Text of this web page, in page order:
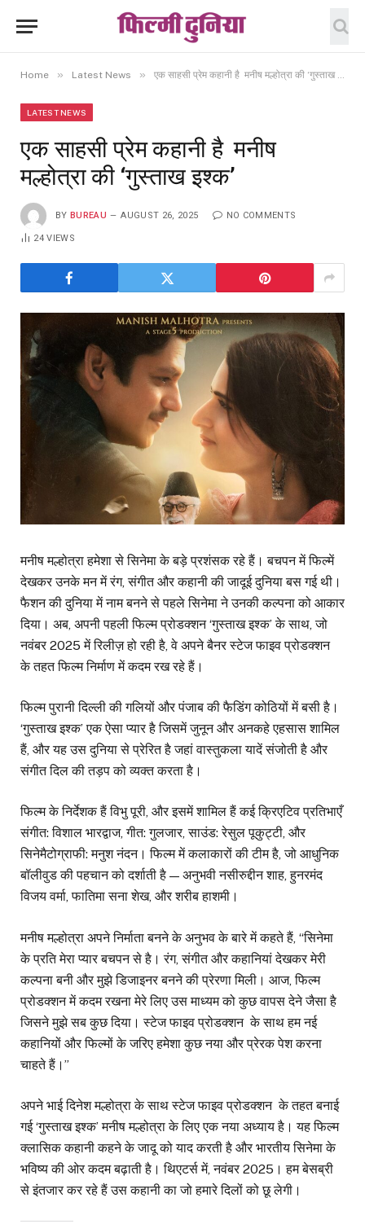
Home » Latest News » एक साहसी प्रेम कहानी है मनीष मल्होत्रा की ‘गुस्ताख इश्क’
LATEST NEWS
एक साहसी प्रेम कहानी है मनीष
मल्होत्रा की ‘गुस्ताख इश्क’
BY BUREAU AUGUST 26, 2025 NO COMMENTS
24VIEWS
मनीष मल्होत्रा हमेशा से सिनेमा के बड़े प्रशंसक रहे हैं। बचपन में फिल्में
देखकर उनके मन में रंग, संगीत और कहानी की जादूई दुनिया बस गई थी।
फैशन की दुनिया में नाम बनने से पहले सिनेमा ने उनकी कल्पना को आकार
दिया। अब, अपनी पहली फिल्म प्रोडक्शन ‘गुस्ताख इश्क’ के साथ, जो
नवंबर 2025 में रिलीज़ हो रही है, वे अपने बैनर स्टेज फाइव प्रोडक्शन
के तहत फिल्म निर्माण में कदम रख रहे हैं।
फिल्म पुरानी दिल्ली की गलियों और पंजाब की फैडिंग कोठियों में बसी है।
‘गुस्ताख इश्क’ एक ऐसा प्यार है जिसमें जुनून और अनकहे एहसास शामिल
हैं, और यह उस दुनिया से प्रेरित है जहां वास्तुकला यादें संजोती है और
संगीत दिल की तड़प को व्यक्त करता है।
फिल्म के निर्देशक हैं विभु पूरी, और इसमें शामिल हैं कई क्रिएटिव प्रतिभाएँ
संगीत: विशाल भारद्वाज, गीत: गुलजार, साउंड: रेसुल पूकुट्टी, और
सिनेमैटोग्राफी: मनुश नंदन। फिल्म में कलाकारों की टीम है, जो आधुनिक
बॉलीवुड की पहचान को दर्शाती है — अनुभवी नसीरुद्दीन शाह, हुनरमंद
विजय वर्मा, फातिमा सना शेख, और शरीब हाशमी।
मनीष मल्होत्रा अपने निर्माता बनने के अनुभव के बारे में कहते हैं, “सिनेमा
के प्रति मेरा प्यार बचपन से है। रंग, संगीत और कहानियां देखकर मेरी
कल्पना बनी और मुझे डिजाइनर बनने की प्रेरणा मिली। आज, फिल्म
प्रोडक्शन में कदम रखना मेरे लिए उस माध्यम को कुछ वापस देने जैसा है
जिसने मुझे सब कुछ दिया। स्टेज फाइव प्रोडक्शन के साथ हम नई
कहानियों और फिल्मों के जरिए हमेशा कुछ नया और प्रेरक पेश करना
चाहते हैं।”
अपने भाई दिनेश मल्होत्रा के साथ स्टेज फाइव प्रोडक्शन के तहत बनाई
गई ‘गुस्ताख इश्क’ मनीष मल्होत्रा के लिए एक नया अध्याय है। यह फिल्म
क्लासिक कहानी कहने के जादू को याद करती है और भारतीय सिनेमा के
भविष्य की ओर कदम बढ़ाती है। थिएटर्स में, नवंबर 2025। हम बेसब्री
से इंतजार कर रहे हैं उस कहानी का जो हमारे दिलों को छू लेगी।